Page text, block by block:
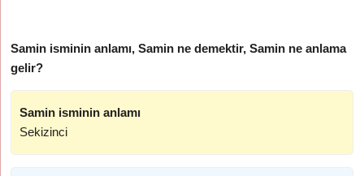
Samin isminin anlamı, Samin ne demektir, Samin ne anlama
gelir?
Samin isminin anlamı
Sekizinci